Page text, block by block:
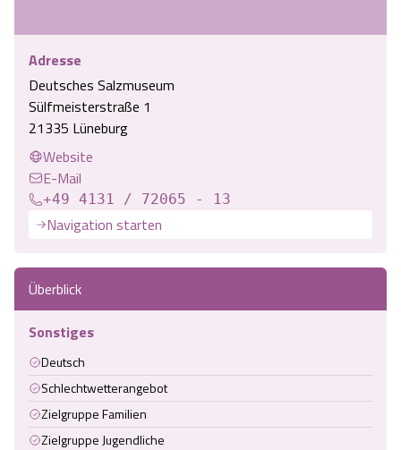
Adresse
Deutsches Salzmuseum
Sülfmeisterstraße 1
21335 Lüneburg
Website
E-Mail
+49 4131 / 72065 - 13
Navigation starten
Überblick
Sonstiges
Deutsch
Schlechtwetterangebot
Zielgruppe Familien
Zielgruppe Jugendliche